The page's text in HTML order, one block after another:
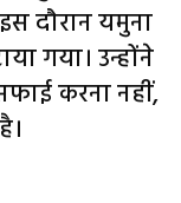
दौरान यमुना
गया। उन्होंने
करना नहीं,